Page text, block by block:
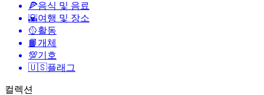
🍕음식 및 음료
🌇여행 및 장소
🥎활동
📙개체
💯기호
🇺🇸플래그
컬렉션